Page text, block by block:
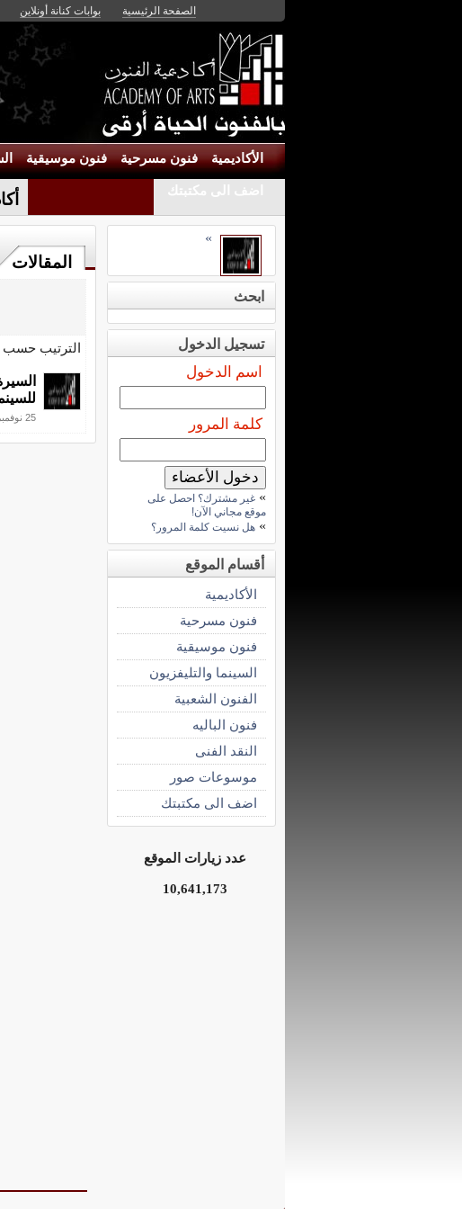
الصفحة الرئيسية بوابات كنانة أونلاين
الأكاديمية فنون مسرحية فنون موسيقية
اضف الى مكتبتك
المقالات
الترتيب حسب
25 نوفمبر 2014
»
ابحث
تسجيل الدخول
اسم الدخول
كلمة المرور
» غير مشترك؟ احصل على
موقع مجاني الآن!
» هل نسيت كلمة المرور؟
أقسام الموقع
الأكاديمية
فنون مسرحية
فنون موسيقية
السينما والتليفزيون
الفنون الشعبية
فنون الباليه
النقد الفنى
موسوعات صور
اضف الى مكتبتك
عدد زيارات الموقع
10,641,173